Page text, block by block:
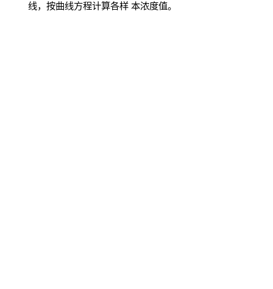
线，按曲线方程计算各样 本浓度值。